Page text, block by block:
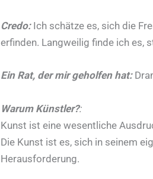
Credo:Ich schätze es, sich die
erfinden. Langweilig finde ich es,
Ein Rat, der mir geholfen hat:
Warum Künstler?:
Kunst ist eine wesentliche
Die Kunst ist es, sich in seinem
Herausforderung.